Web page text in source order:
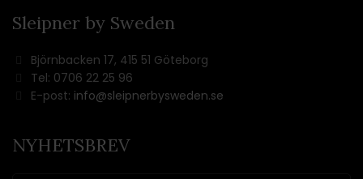
Sleipner by Sweden
Björnbacken 17, 415 51 Göteborg
Tel: 0706 22 25 96
E-post: info@sleipnerbysweden.se
NYHETSBREV